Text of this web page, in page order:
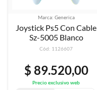
Marca: Generica
Joystick Ps5 Con Cable
Sz-5005 Blanco
Cód: 1126607
$ 89.520,00
Precio exclusivo web